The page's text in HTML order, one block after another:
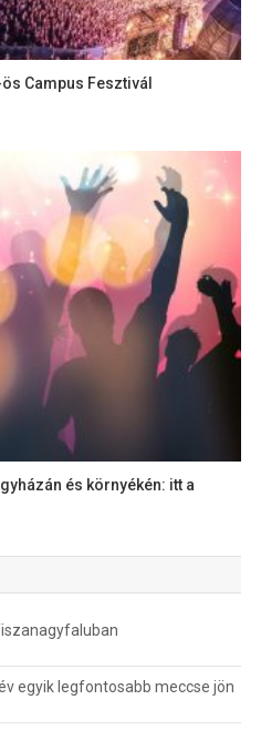
Campus Fesztivál
és környékén: itt a
egyik legfontosabb meccse jön